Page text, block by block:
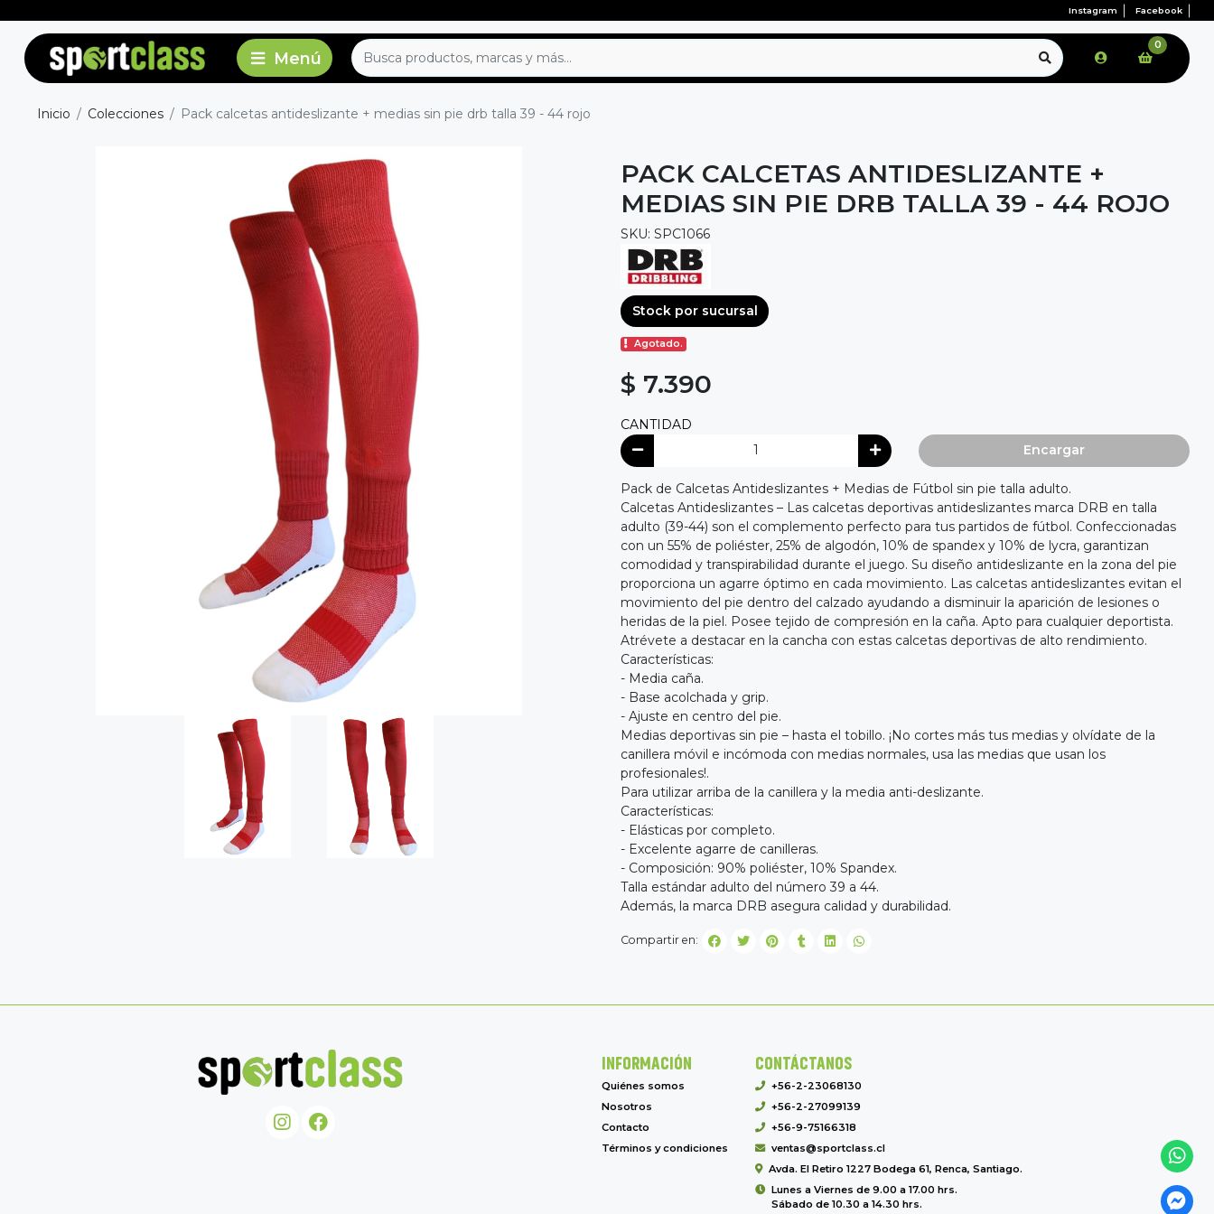
Instagram Facebook
0
Inicio Colecciones Pack calcetas antideslizante + medias sin pie drb talla 39 - 44 rojo
PACK CALCETAS ANTIDESLIZANTE +
MEDIAS SIN PIE DRB TALLA 39 - 44 ROJO
SKU: SPC1066
Stock por sucursal
Agotado.
$ 7.390
CANTIDAD
Encargar
Pack de Calcetas Antideslizantes + Medias de Fútbol sin pie talla adulto.
Calcetas Antideslizantes – Las calcetas deportivas antideslizantes marca DRB en talla
adulto (39-44) son el complemento perfecto para tus partidos de fútbol. Confeccionadas
con un 55% de poliéster, 25% de algodón, 10% de spandex y 10% de lycra, garantizan
comodidad y transpirabilidad durante el juego. Su diseño antideslizante en la zona del pie
proporciona un agarre óptimo en cada movimiento. Las calcetas antideslizantes evitan el
movimiento del pie dentro del calzado ayudando a disminuir la aparición de lesiones o
heridas de la piel. Posee tejido de compresión en la caña. Apto para cualquier deportista.
Atrévete a destacar en la cancha con estas calcetas deportivas de alto rendimiento.
Características:
- Media caña.
- Base acolchada y grip.
- Ajuste en centro del pie.
Medias deportivas sin pie – hasta el tobillo. ¡No cortes más tus medias y olvídate de la
canillera móvil e incómoda con medias normales, usa las medias que usan los
profesionales!.
Para utilizar arriba de la canillera y la media anti-deslizante.
Características:
- Elásticas por completo.
- Excelente agarre de canilleras.
- Composición: 90% poliéster, 10% Spandex.
Talla estándar adulto del número 39 a 44.
Además, la marca DRB asegura calidad y durabilidad.
Compartir en:
INFORMACIÓN
Quiénes somos
Nosotros
Contacto
Términos y condiciones
CONTÁCTANOS
+56-2-23068130
+56-2-27099139
+56-9-75166318
ventas@sportclass.cl
Avda. El Retiro 1227 Bodega 61, Renca, Santiago.
Lunes a Viernes de 9.00 a 17.00 hrs.
Sábado de 10.30 a 14.30 hrs.